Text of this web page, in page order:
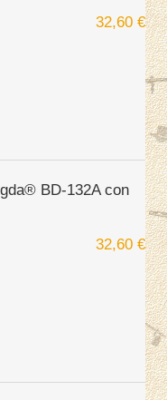
32,60 €
BD-132A con
32,60 €